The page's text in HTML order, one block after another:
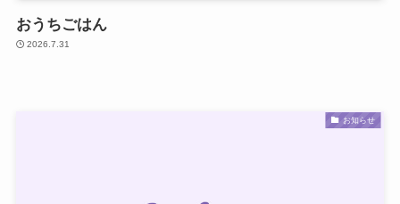
おうちごはん
2026.7.31
お知らせ